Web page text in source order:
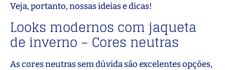
Veja, portanto, nossas ideias e dicas!
Looks modernos com jaqueta
de inverno – Cores neutras
As cores neutras sem dúvida são excelentes opções,